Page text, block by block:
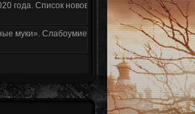
года. Список нововведений
муки». Слабоумие и отвага